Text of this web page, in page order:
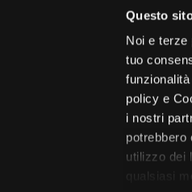
Questo
Noi e terze
tuo
policy e
i nostri
potrebbero
utilizzo dei
qualsiasi